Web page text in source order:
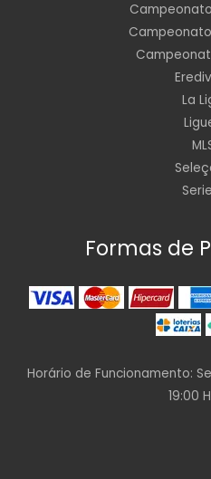
La
Formas de
Horário de Funcionamento:
19:00